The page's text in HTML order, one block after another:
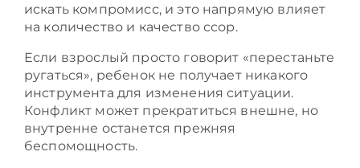
искать компромисс, и это напрямую влияет
на количество и качество ссор.
Если взрослый просто говорит «перестаньте
ругаться», ребенок не получает никакого
инструмента для изменения ситуации.
Конфликт может прекратиться внешне, но
внутренне останется прежняя
беспомощность.